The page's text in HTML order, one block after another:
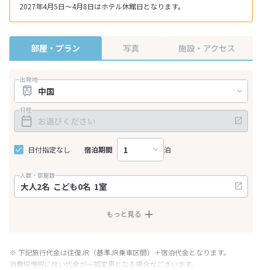
2027年4月5日～4月8日はホテル休館日となります。
部屋・プラン 写真 施設・アクセス
出発地
日程
日付指定なし 宿泊期間 泊
人数・部屋数
もっと見る
※ 下記旅行代金は往復JR（基準JR乗車区間）＋宿泊代金となります。
消費税増税に伴い代金が一部変更となる場合がございます。